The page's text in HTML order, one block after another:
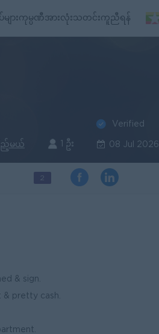
ားကုမ္ပဏီအားလုံးသတင်းကူညီရန်
ည့်မယ် 1 ဦး
Verified
08 Jul 2026
2
& sign.
pretty cash.